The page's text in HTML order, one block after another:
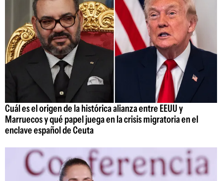
Cuál es el origen de la histórica alianza entre EEUU y
Marruecos y qué papel juega en la crisis migratoria en el
enclave español de Ceuta